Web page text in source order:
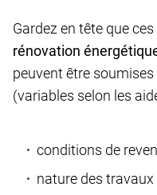
Gardez en tête que
rénovation
peuvent être
(variables selon les
conditions de
nature des travaux